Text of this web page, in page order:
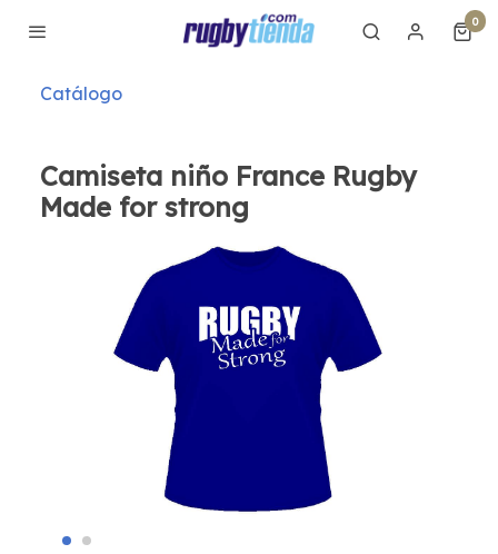
0
Catálogo
Camiseta niño France Rugby
Made for strong